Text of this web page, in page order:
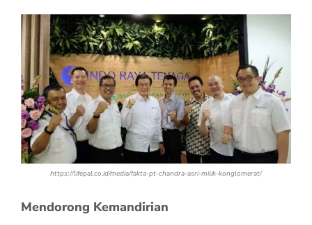
https://lifepal.co.id/media/fakta-pt-chandra-asri-milik-konglomerat/
Mendorong Kemandirian